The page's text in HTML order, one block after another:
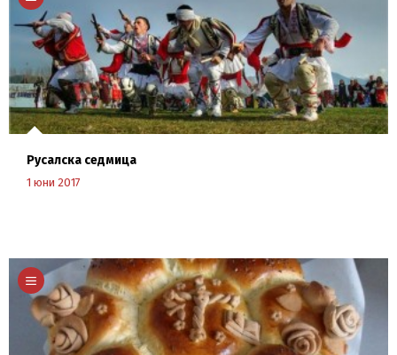
Русалска седмица
1 юни 2017
Научи повече